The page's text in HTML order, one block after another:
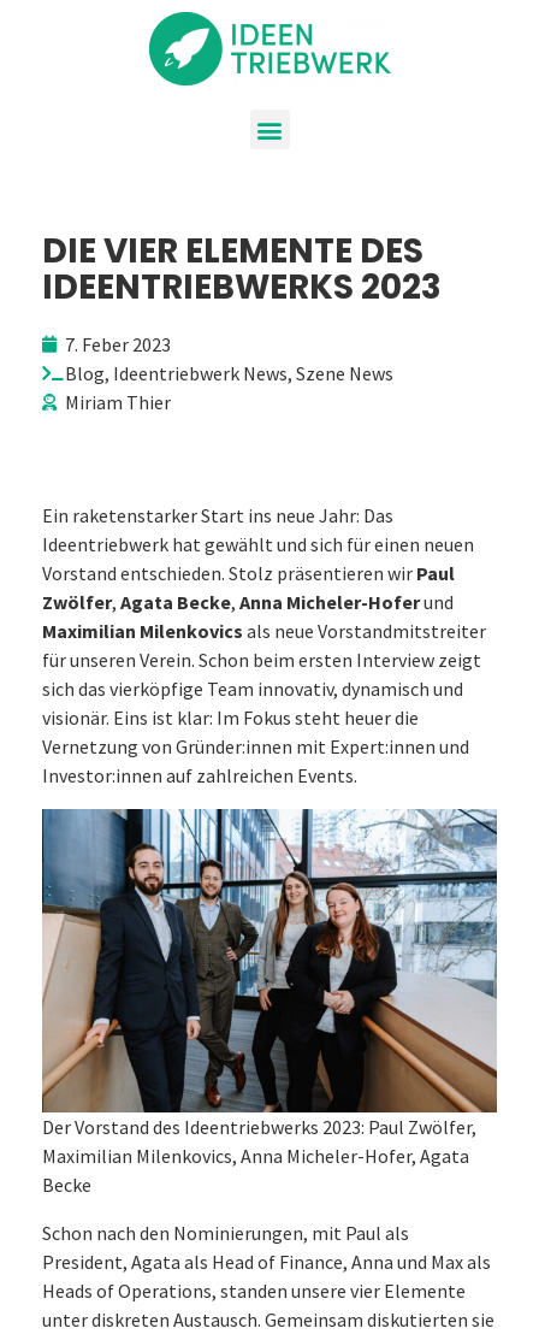
DIE VIER ELEMENTE DES
IDEENTRIEBWERKS 2023
7. Feber 2023
Blog, Ideentriebwerk News, Szene News
Miriam Thier
Ein raketenstarker Start ins neue Jahr: Das
Ideentriebwerk hat gewählt und sich für einen neuen
Vorstand entschieden. Stolz präsentieren wir Paul
Zwölfer, Agata Becke, Anna Micheler-Hoferund
Maximilian Milenkovics als neue Vorstandmitstreiter
für unseren Verein. Schon beim ersten Interview zeigt
sich das vierköpfige Team innovativ, dynamisch und
visionär. Eins ist klar: Im Fokus steht heuer die
Vernetzung von Gründer:innen mit Expert:innen und
Investor:innen auf zahlreichen Events.
Der Vorstand des Ideentriebwerks 2023: Paul Zwölfer,
Maximilian Milenkovics, Anna Micheler-Hofer, Agata
Becke
Schon nach den Nominierungen, mit Paul als
President, Agata als Head of Finance, Anna und Max als
Heads of Operations, standen unsere vier Elemente
unter diskreten Austausch. Gemeinsam diskutierten sie